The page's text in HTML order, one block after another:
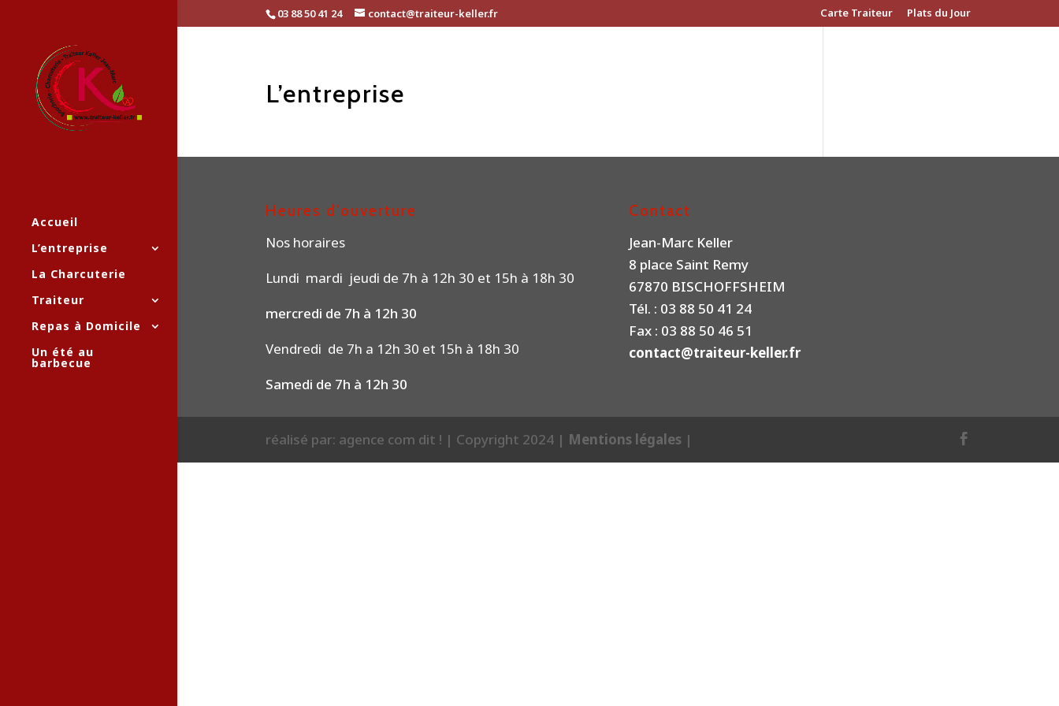
03 88 50 41 24 contact@traiteur-keller.fr Carte Traiteur Plats du Jour
Accueil
L’entreprise
La Charcuterie
Traiteur
Repas à Domicile
Un été au
barbecue
L’entreprise
Heures d’ouverture
Nos horaires
Lundi mardi jeudi de 7h à 12h 30 et 15h à 18h 30
mercredi de 7h à 12h 30
Vendredi de 7h a 12h 30 et 15h à 18h 30
Samedi de 7h à 12h 30
Contact
Jean-Marc Keller
8 place Saint Remy
67870 BISCHOFFSHEIM
Tél. : 03 88 50 41 24
Fax : 03 88 50 46 51
contact@traiteur-keller.fr
réalisé par: agence com dit ! | Copyright 2024 | Mentions légales |